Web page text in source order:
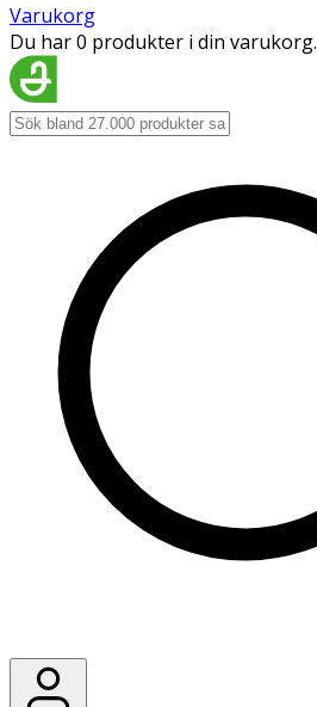
Varukorg
Du har 0 produkter i din varukorg.